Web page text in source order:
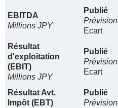
EBITDA
Millions JPY
Publié
Prévision
Ecart
Résultat
d'exploitation
(EBIT)
Millions JPY
Publié
Prévision
Ecart
Résultat Avt.
Impôt (EBT)
Publié
Prévision